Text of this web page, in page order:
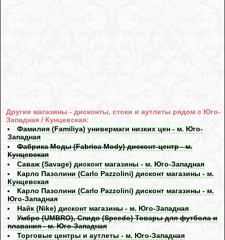
Другие магазины - дисконты, стоки и аутлеты рядом с Юго-
Западная / Кунцевская:
Фамилия (Familiya) универмаги низких цен - м. Юго-
Западная
Фабрика Моды (Fabrica Mody) дисконт-центр - м.
Кунцевская
Саваж (Savage) дисконт магазины - м. Юго-Западная
Карло Пазолини (Carlo Pazzolini) дисконт магазины - м.
Кунцевская
Карло Пазолини (Carlo Pazzolini) дисконт магазины - м.
Юго-Западная
Найк (Nike) дисконт магазины - м. Юго-Западная
Умбро (UMBRO), Спидо (Speedo) Товары для футбола и
плавания - м. Юго-Западная
Торговые центры и аутлеты - м. Юго-Западная